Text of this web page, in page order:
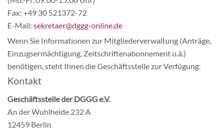
Fax: +49 30 521372-72
E-Mail: sekretaer@dggg-online.de
Wenn Sie Informationen zur Mitgliederverwaltung (Anträge,
Einzugsermächtigung, Zeitschriftenabonnement u.ä.)
benötigen, steht Ihnen die Geschäftsstelle zur Verfügung:
Kontakt
Geschäftsstelle der DGGG e.V.
An der Wuhlheide 232 A
12459 Berlin